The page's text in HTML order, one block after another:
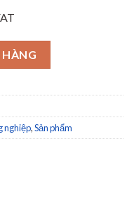
12039475 số lượng
nghiệp,Sản phẩm